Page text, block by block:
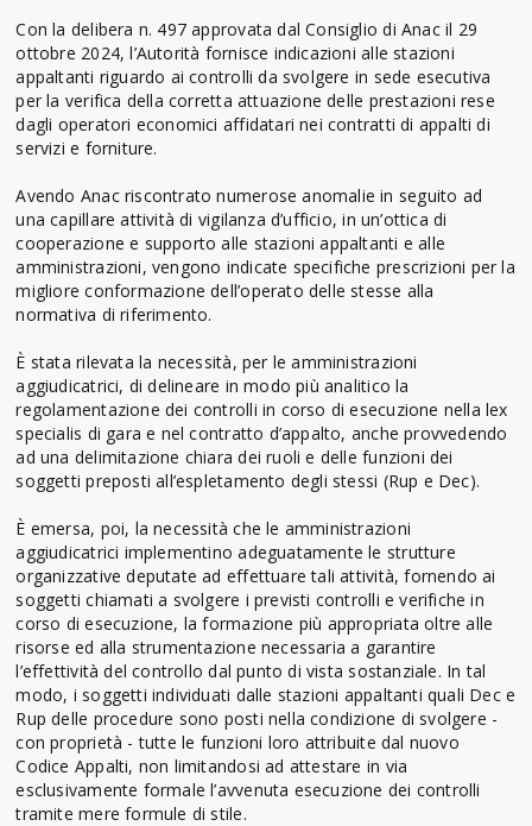
Con la delibera n. 497 approvata dal Consiglio di Anac il 29
ottobre 2024, l’Autorità fornisce indicazioni alle stazioni
appaltanti riguardo ai controlli da svolgere in sede esecutiva
per la verifica della corretta attuazione delle prestazioni rese
dagli operatori economici affidatari nei contratti di appalti di
servizi e forniture.
Avendo Anac riscontrato numerose anomalie in seguito ad
una capillare attività di vigilanza d’ufficio, in un’ottica di
cooperazione e supporto alle stazioni appaltanti e alle
amministrazioni, vengono indicate specifiche prescrizioni per la
migliore conformazione dell’operato delle stesse alla
normativa di riferimento.
È stata rilevata la necessità, per le amministrazioni
aggiudicatrici, di delineare in modo più analitico la
regolamentazione dei controlli in corso di esecuzione nella lex
specialis di gara e nel contratto d’appalto, anche provvedendo
ad una delimitazione chiara dei ruoli e delle funzioni dei
soggetti preposti all’espletamento degli stessi (Rup e Dec).
È emersa, poi, la necessità che le amministrazioni
aggiudicatrici implementino adeguatamente le strutture
organizzative deputate ad effettuare tali attività, fornendo ai
soggetti chiamati a svolgere i previsti controlli e verifiche in
corso di esecuzione, la formazione più appropriata oltre alle
risorse ed alla strumentazione necessaria a garantire
l’effettività del controllo dal punto di vista sostanziale. In tal
modo, i soggetti individuati dalle stazioni appaltanti quali Dec e
Rup delle procedure sono posti nella condizione di svolgere -
con proprietà - tutte le funzioni loro attribuite dal nuovo
Codice Appalti, non limitandosi ad attestare in via
esclusivamente formale l’avvenuta esecuzione dei controlli
tramite mere formule di stile.